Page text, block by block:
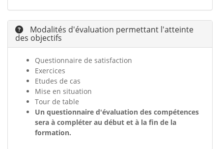
Modalités d'évaluation permettant l'atteinte
des objectifs
Questionnaire de satisfaction
Exercices
Etudes de cas
Mise en situation
Tour de table
Un questionnaire d'évaluation des compétences
sera à compléter au début et à la fin de la
formation.